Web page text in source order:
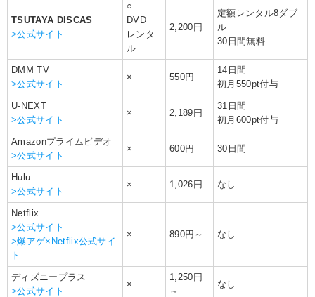
TSUTAYA DISCAS
>公式サイト
○
DVD
レンタ
ル
2,200円
定額レンタル8ダブ
ル
30日間無料
DMM TV
>公式サイト
× 550円
14日間
初月550pt付与
U-NEXT
>公式サイト
× 2,189円
31日間
初月600pt付与
Amazonプライムビデオ
>公式サイト
× 600円 30日間
Hulu
>公式サイト
× 1,026円 なし
Netflix
>公式サイト
>爆アゲ×Netflix公式サイ
ト
× 890円～ なし
ディズニープラス
>公式サイト
×
1,250円
～
なし